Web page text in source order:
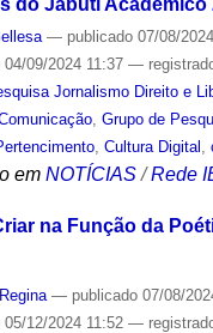
do Jabuti Acadêmico
— publicado07/08/2024
04/09/2024 11:37 —
Jornalismo Direito e
, Grupo de
, Cultura Digital ,
em NOTÍCIAS /Rede
na Função da
— publicado07/08/
05/12/2024 11:52 —